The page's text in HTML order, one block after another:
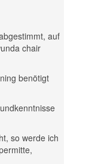
auf
chair
benötigt
so werde ich